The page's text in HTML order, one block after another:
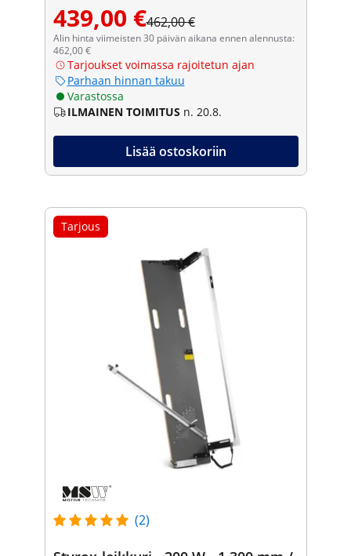
439,00 €462,00 €
Alin hinta viimeisten 30 päivän aikana ennen alennusta:
462,00 €
Tarjoukset voimassa rajoitetun ajan
Parhaan hinnan takuu
Varastossa
ILMAINEN TOIMITUS n. 20.8.
Lisää ostoskoriin
Tarjous
(2)